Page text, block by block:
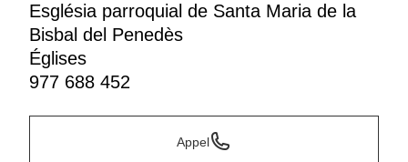
Església parroquial de Santa Maria de la
Bisbal del Penedès
Églises
977 688 452
Appel